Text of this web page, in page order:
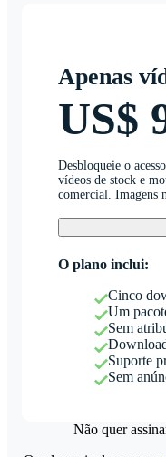
Apenas
US$
Desbloqueie o
vídeos de stock e
comercial. Imagens
O plano inclui:
Cinco
Um
Sem
Suporte
Sem
Não quer